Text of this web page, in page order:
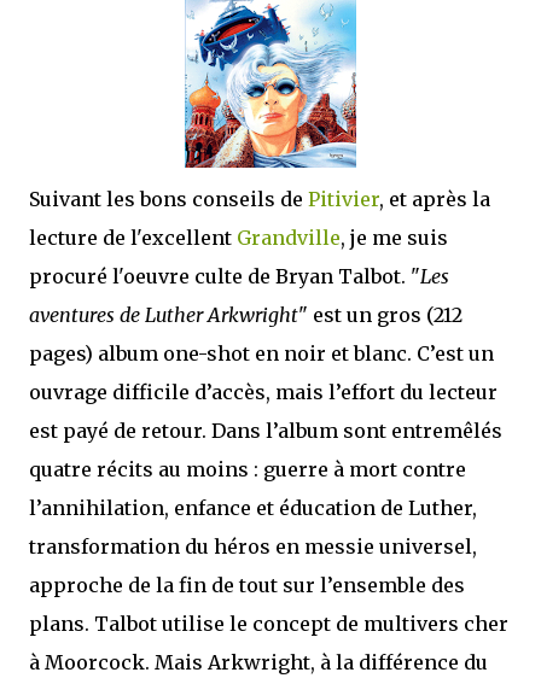
que Thomas connaissait et appréciait Olivier. Marlowe découvre une ville qu’il
ne connaissait pas, habitée par la méfiance, la peur et le rigorisme de la Ligue,
une ville pleine de mystères et de vieilles rancœurs. La Dame d...
Suivant les bons conseils de Pitivier, et après la
lecture de l'excellent Grandville, je me suis
procuré l'oeuvre culte de Bryan Talbot. "Les
aventures de Luther Arkwright" est un gros (212
pages) album one-shot en noir et blanc. C’est un
ouvrage difficile d’accès, mais l’effort du lecteur
est payé de retour. Dans l’album sont entremêlés
quatre récits au moins : guerre à mort contre
l’annihilation, enfance et éducation de Luther,
transformation du héros en messie universel,
approche de la fin de tout sur l’ensemble des
plans. Talbot utilise le concept de multivers cher
à Moorcock. Mais Arkwright, à la différence du